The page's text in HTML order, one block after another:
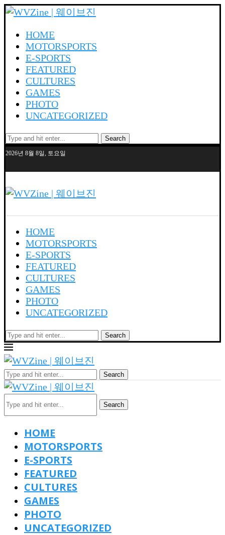
HOME
MOTORSPORTS
E-SPORTS
FEATURED
CULTURES
GAMES
PHOTO
UNCATEGORIZED
Search
2026년 8월 8일, 토요일
HOME
MOTORSPORTS
E-SPORTS
FEATURED
CULTURES
GAMES
PHOTO
UNCATEGORIZED
Search
Search
Search
HOME
MOTORSPORTS
E-SPORTS
FEATURED
CULTURES
GAMES
PHOTO
UNCATEGORIZED